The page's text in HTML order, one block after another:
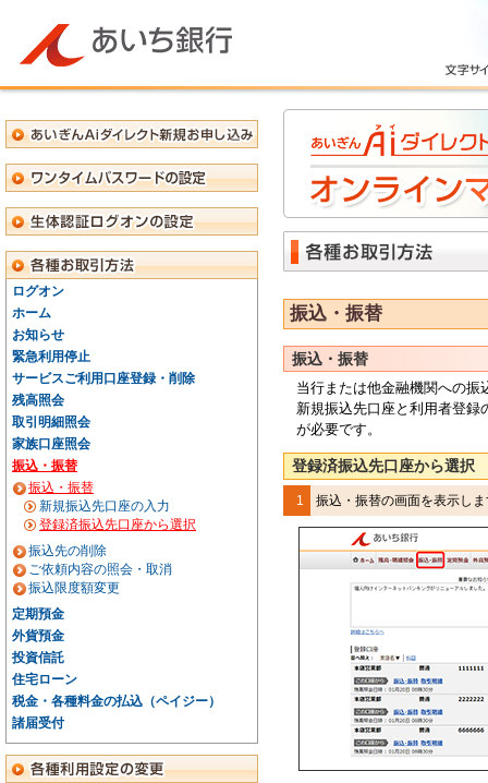
ログオン
ホーム
お知らせ
緊急利用停止
サービスご利用口座登録・削除
残高照会
取引明細照会
家族口座照会
振込・振替
振込・振替
新規振込先口座の入力
登録済振込先口座から選択
振込先の削除
ご依頼内容の照会・取消
振込限度額変更
定期預金
外貨預金
投資信託
住宅ローン
税金・各種料金の払込（ペイジー）
諸届受付
振込・振替
振込・振替
当行または他金融機関への振
新規振込先口座と利用者登録
が必要です。
登録済振込先口座から選択
1 振込・振替の画面を表示し